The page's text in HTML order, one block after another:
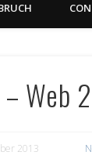
Web
2013